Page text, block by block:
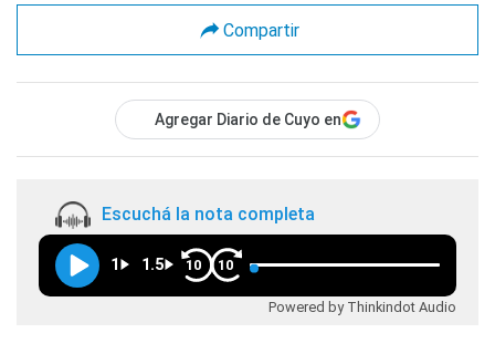
Compartir
Agregar Diario de Cuyo en
Escuchá la nota completa
1 1.5 10 10
Powered by Thinkindot Audio